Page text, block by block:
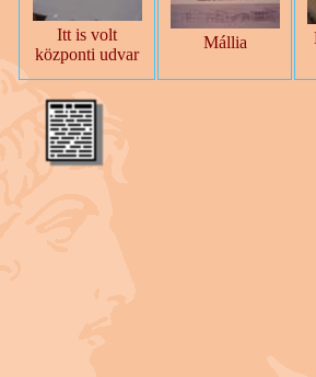
Itt is volt
központi udvar
Mállia